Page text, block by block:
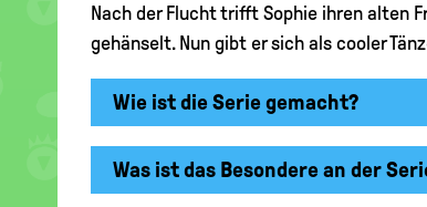
Nach der Flucht trifft Sophie ihren alten
gehänselt. Nun gibt er sich als cooler
Wie ist die Serie gemacht?
Was ist das Besondere an der